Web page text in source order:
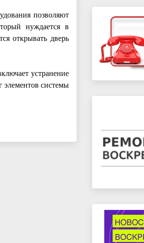
позволяют
нуждается в
открывать дверь
устранение
элементов системы